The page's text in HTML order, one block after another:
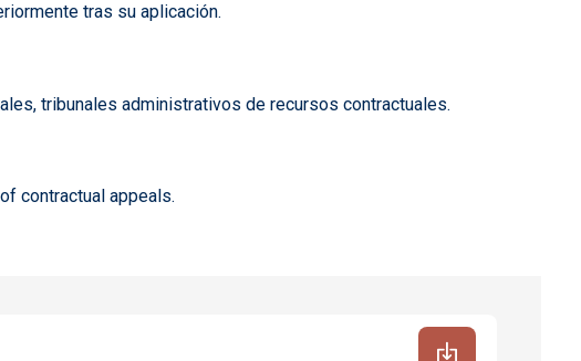
tras su aplicación.
tribunales administrativos de recursos contractuales.
contractual appeals.